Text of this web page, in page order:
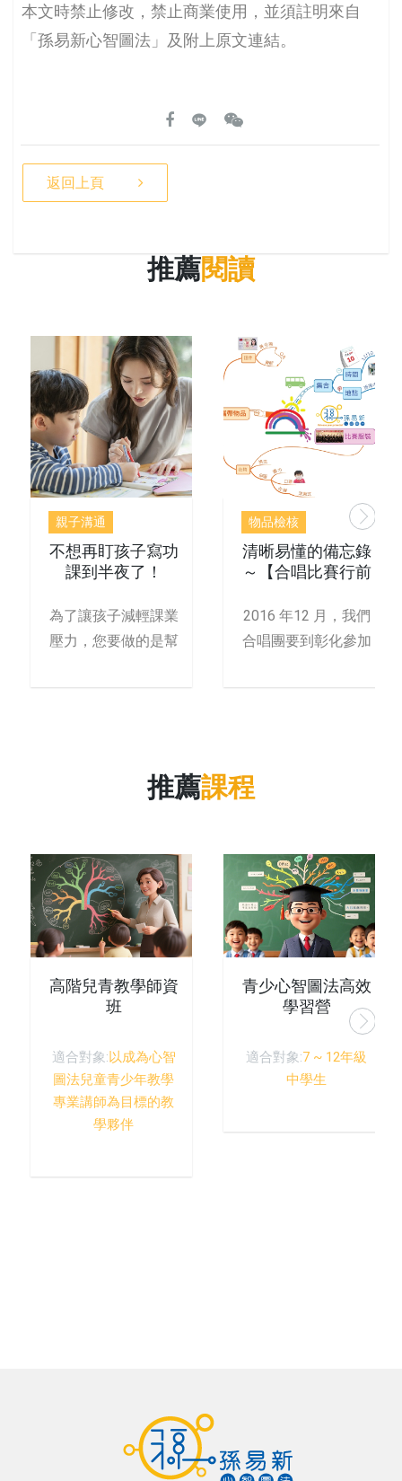
本文時禁止修改，禁止商業使用，並須註明來自
「孫易新心智圖法」及附上原文連結。
返回上頁
推薦閱讀
親子溝通
不想再盯孩子寫功
課到半夜了！
為了讓孩子減輕課業
壓力，您要做的是幫
物品檢核
清晰易懂的備忘錄
～【合唱比賽行前
2016 年12 月，我們
合唱團要到彰化參加
推薦課程
高階兒青教學師資
班
適合對象:以成為心智
圖法兒童青少年教學
專業講師為目標的教
學夥伴
青少心智圖法高效
學習營
適合對象:7 ~ 12年級
中學生